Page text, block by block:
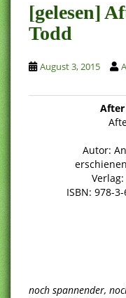
[gelesen]
Todd
August 3, 2015
Autor:
Verlag:
ISBN: 978-
noch spannender,